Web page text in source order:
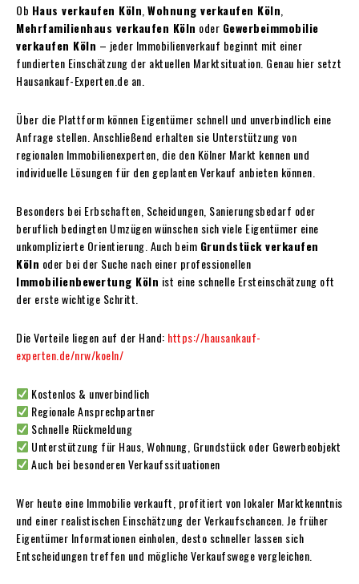
Ob Haus verkaufen Köln Wohnung verkaufen Köln
Mehrfamilienhaus verkaufen Köln oder Gewerbeimmobilie
verkaufen Köln – jeder Immobilienverkauf beginnt mit einer
fundierten Einschätzung der aktuellen Marktsituation. Genau hier setzt
Hausankauf-Experten.de an.
Über die Plattform können Eigentümer schnell und unverbindlich eine
Anfrage stellen. Anschließend erhalten sie Unterstützung von
regionalen Immobilienexperten, die den Kölner Markt kennen und
individuelle Lösungen für den geplanten Verkauf anbieten können.
Besonders bei Erbschaften, Scheidungen, Sanierungsbedarf oder
beruflich bedingten Umzügen wünschen sich viele Eigentümer eine
unkomplizierte Orientierung. Auch beim Grundstück verkaufen
Köln oder bei der Suche nach einer professionellen
Immobilienbewertung Köln ist eine schnelle Ersteinschätzung oft
der erste wichtige Schritt.
Die Vorteile liegen auf der Hand: https://hausankauf-
experten.de/nrw/koeln/
Kostenlos & unverbindlich
Regionale Ansprechpartner
Schnelle Rückmeldung
Unterstützung für Haus, Wohnung, Grundstück oder Gewerbeobjekt
Auch bei besonderen Verkaufssituationen
Wer heute eine Immobilie verkauft, profitiert von lokaler Marktkenntnis
und einer realistischen Einschätzung der Verkaufschancen. Je früher
Eigentümer Informationen einholen, desto schneller lassen sich
Entscheidungen treffen und mögliche Verkaufswege vergleichen.